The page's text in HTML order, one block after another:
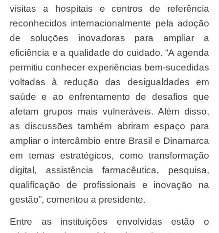
visitas a hospitais e centros de referência
reconhecidos internacionalmente pela adoção
de soluções inovadoras para ampliar a
eficiência e a qualidade do cuidado. “A agenda
permitiu conhecer experiências bem-sucedidas
voltadas à redução das desigualdades em
saúde e ao enfrentamento de desafios que
afetam grupos mais vulneráveis. Além disso,
as discussões também abriram espaço para
ampliar o intercâmbio entre Brasil e Dinamarca
em temas estratégicos, como transformação
digital, assistência farmacêutica, pesquisa,
qualificação de profissionais e inovação na
gestão”, comentou a presidente.
Entre as instituições envolvidas estão o